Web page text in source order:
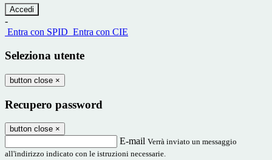
-
Entra con SPID Entra con CIE
Seleziona utente
button close ×
Recupero password
button close ×
E-mail Verrà inviato un messaggio
all'indirizzo indicato con le istruzioni necessarie.